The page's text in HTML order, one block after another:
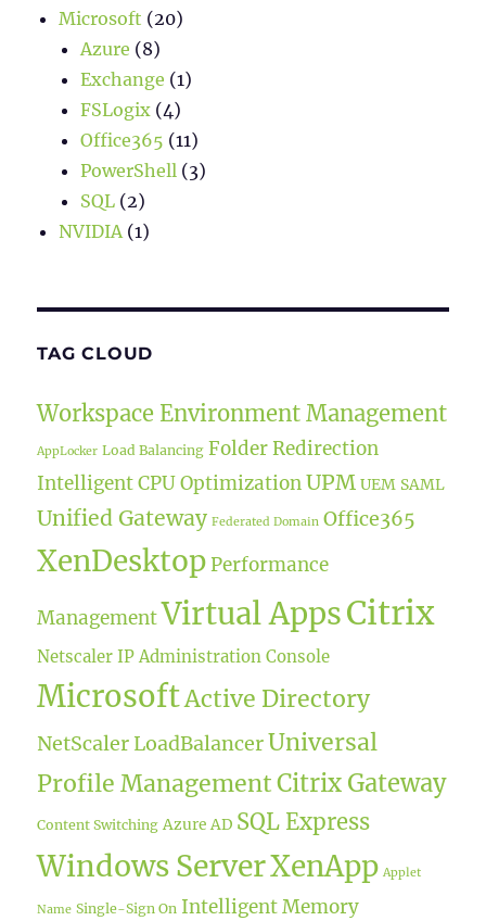
Microsoft (20)
Azure (8)
Exchange (1)
FSLogix (4)
Office365 (11)
PowerShell (3)
SQL (2)
NVIDIA(1)
TAG CLOUD
Workspace Environment Management
AppLocker Load Balancing Folder Redirection
Intelligent CPU Optimization UPM UEM SAML
Unified Gateway Federated Domain Office365
XenDesktop Performance
Management Virtual AppsCitrix
Netscaler IP Administration Console
MicrosoftActive Directory
NetScaler LoadBalancerUniversal
Profile Management Citrix Gateway
Content Switching Azure AD SQL Express
Windows ServerXenApp Applet
Name Single-Sign On Intelligent Memory